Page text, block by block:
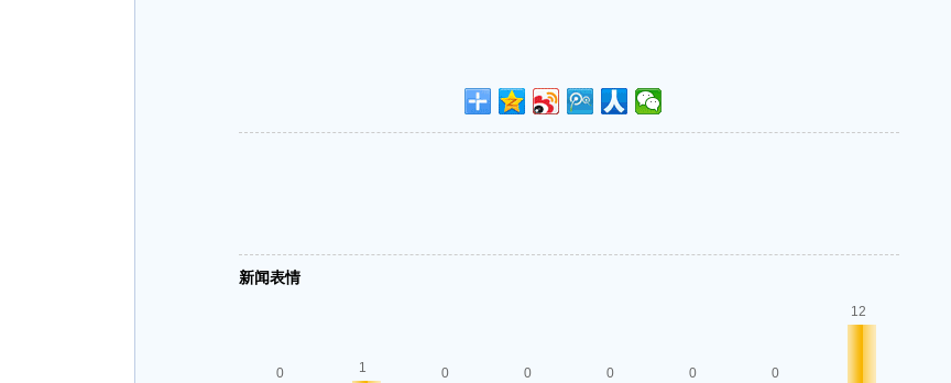
新闻表情
0 1 0 0 0 0 0
12